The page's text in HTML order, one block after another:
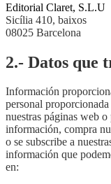
Editorial Claret, S.L.U
Sicília 410, baixos
08025 Barcelona
2.- Datos que
Información
personal
nuestras páginas web
información, compra
o se subscribe a
información que
en: